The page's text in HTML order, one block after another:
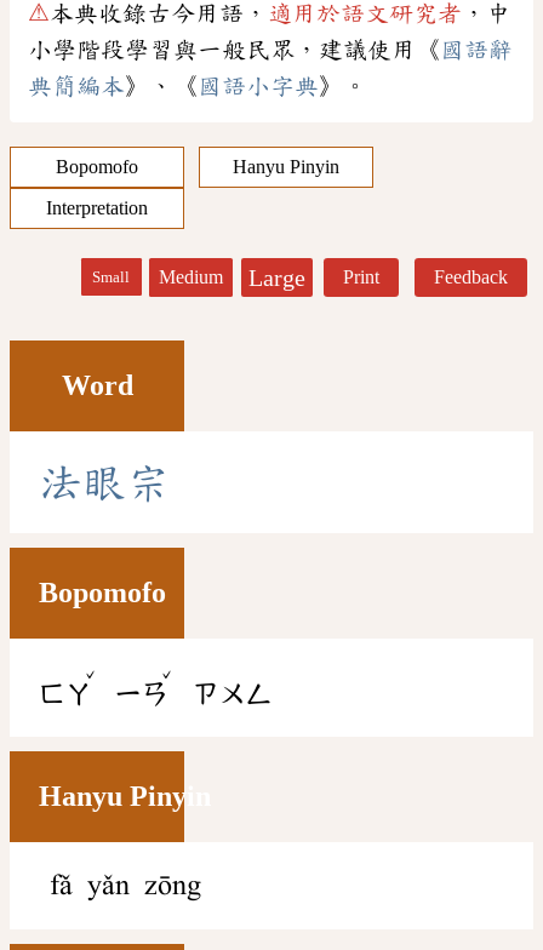
⚠本典收錄古今用語， 適用於語文研究者 ，中
小學階段學習與一般民眾，建議使用《 國語辭
典簡編本》、《 國語小字典》。
Bopomofo
Hanyu Pinyin
Interpretation
Small Medium Large Print Feedback
Word
法眼 宗
Bopomofo
ㄈㄚ
ˇ
ㄧㄢ
ˇ
ㄗㄨㄥ
Hanyu Pinyin
fǎ yǎn zōng